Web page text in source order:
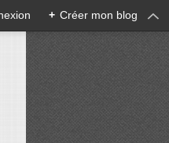
+ Créer mon blog